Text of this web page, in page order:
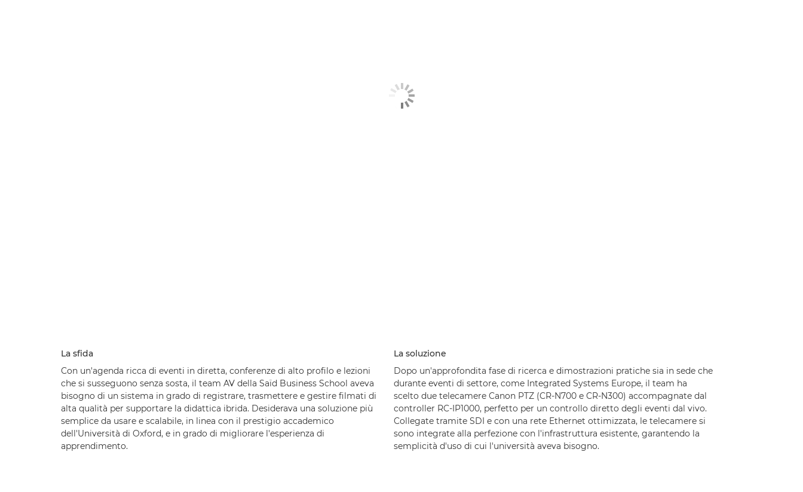
La sfida
Con un'agenda ricca di eventi in diretta, conferenze di alto profilo e lezioni
che si susseguono senza sosta, il team AV della Saïd Business School aveva
bisogno di un sistema in grado di registrare, trasmettere e gestire filmati di
alta qualità per supportare la didattica ibrida. Desiderava una soluzione più
semplice da usare e scalabile, in linea con il prestigio accademico
dell'Università di Oxford, e in grado di migliorare l'esperienza di
apprendimento.
La soluzione
Dopo un'approfondita fase di ricerca e dimostrazioni pratiche sia in sede che
durante eventi di settore, come Integrated Systems Europe, il team ha
scelto due telecamere Canon PTZ (CR-N700 e CR-N300) accompagnate dal
controller RC-IP1000, perfetto per un controllo diretto degli eventi dal vivo.
Collegate tramite SDI e con una rete Ethernet ottimizzata, le telecamere si
sono integrate alla perfezione con l'infrastruttura esistente, garantendo la
semplicità d'uso di cui l'università aveva bisogno.